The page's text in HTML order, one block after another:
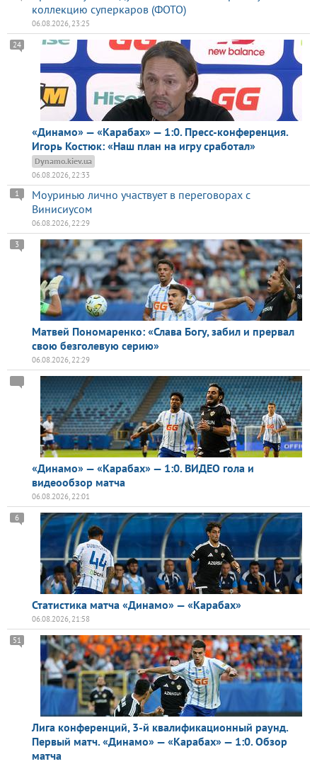
коллекцию суперкаров (ФОТО)
06.08.2026, 23:25
«Динамо» — «Карабах» — 1:0. Пресс-конференция.
Игорь Костюк: «Наш план на игру сработал»
24
Dynamo.kiev.ua
06.08.2026, 22:33
Моуринью лично участвует в переговорах с
Винисиусом
1
06.08.2026, 22:29
Матвей Пономаренко: «Слава Богу, забил и прервал
свою безголевую серию»
3
06.08.2026, 22:29
«Динамо» — «Карабах» — 1:0. ВИДЕО гола и
видеообзор матча
06.08.2026, 22:01
Статистика матча «Динамо» — «Карабах»
6
06.08.2026, 21:58
Лига конференций, 3-й квалификационный раунд.
Первый матч. «Динамо» — «Карабах» — 1:0. Обзор
матча
51